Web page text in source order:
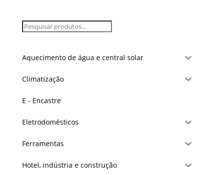
Aquecimento de água e central solar
Climatização
E - Encastre
Eletrodomésticos
Ferramentas
Hotel, indústria e construção